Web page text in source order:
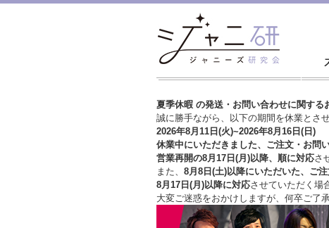
夏季休暇 の発送・お問い合わせに関する
誠に勝手ながら、以下の期間を休業とさ
2026年8月11日(火)~2026年8月16日(日)
休業中にいただきました、ご注文・お問
営業再開の8月17日(月)以降、順に対応さ
また、 8月8日(土)以降にいただいた、ご注
8月17日(月)以降に対応させていただく場
大変ご迷惑をおかけしますが、 何卒ご了